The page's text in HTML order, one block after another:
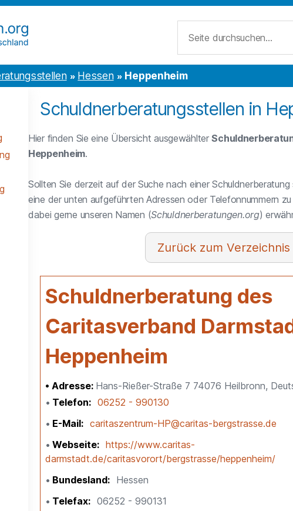
Hessen Heppenheim
Schuldnerberatungsstellen in
Hier finden Sie eine Übersicht ausgewählter
Heppenheim.
Sollten Sie derzeit auf der Suche nach einer
eine der unten aufgeführten Adressen oder Telefonnummern
dabei gerne unseren Namen (Schuldnerberatungen.org)
Verzeichnis
Schuldnerberatung des
Caritasverband
Heppenheim
Adresse: Hans-Rießer-Straße 7 74076 Heilbronn,
Telefon
06252 - 990130
E-Mail
caritaszentrum-HP@caritas-bergstrasse.de
Webseite
https://www.caritas-
darmstadt.de/caritasvorort/bergstrasse/heppenheim/
Bundesland
Hessen
Telefax
06252 - 990131